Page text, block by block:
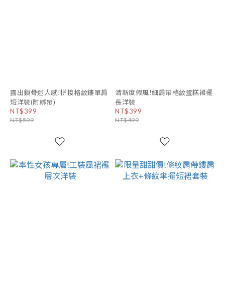
露出鎖骨迷人感!拼接格紋鏤單肩
短洋裝(附綁帶)
NT$399
NT$599
清新度假風!細肩帶格紋蛋糕裙襬
長洋裝
NT$399
NT$499